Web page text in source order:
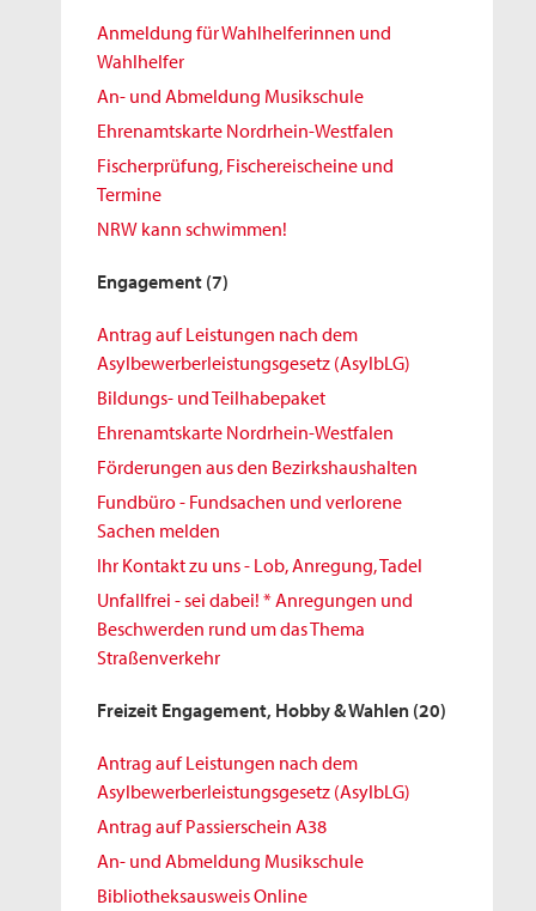
Anmeldung für Wahlhelferinnen und
Wahlhelfer
An- und Abmeldung Musikschule
Ehrenamtskarte Nordrhein-Westfalen
Fischerprüfung, Fischereischeine und
Termine
NRW kann schwimmen!
Engagement (7)
Antrag auf Leistungen nach dem
Asylbewerberleistungsgesetz (AsylbLG)
Bildungs- und Teilhabepaket
Ehrenamtskarte Nordrhein-Westfalen
Förderungen aus den Bezirkshaushalten
Fundbüro - Fundsachen und verlorene
Sachen melden
Ihr Kontakt zu uns - Lob, Anregung, Tadel
Unfallfrei - sei dabei! * Anregungen und
Beschwerden rund um das Thema
Straßenverkehr
Freizeit Engagement, Hobby & Wahlen (20)
Antrag auf Leistungen nach dem
Asylbewerberleistungsgesetz (AsylbLG)
Antrag auf Passierschein A38
An- und Abmeldung Musikschule
Bibliotheksausweis Online